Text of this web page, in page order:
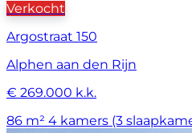
Verkocht
Argostraat 150
Alphen aan den Rijn
€ 269.000 k.k.
86 m² 4 kamers (3